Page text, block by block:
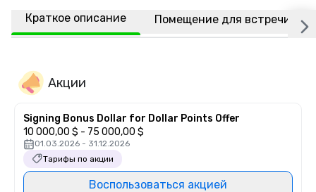
Краткое описание Помещение для встречи
Акции
Signing Bonus Dollar for Dollar Points Offer
10 000,00 $ - 75 000,00 $
01.03.2026 - 31.12.2026
Тарифы по акции
Воспользоваться акцией